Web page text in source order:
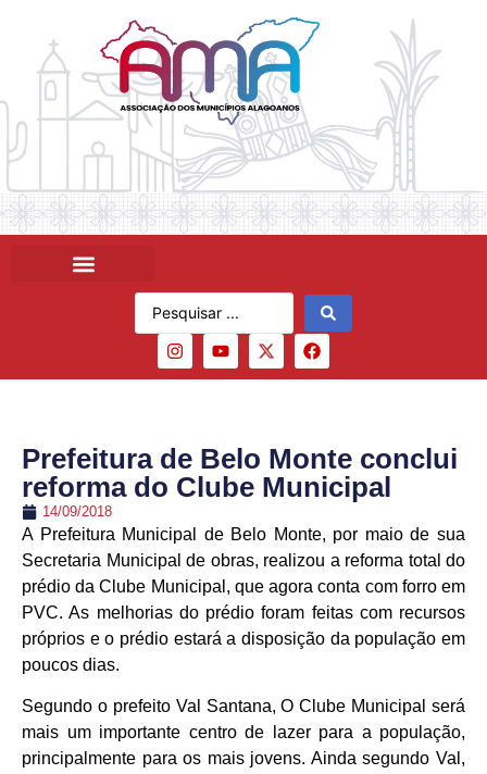
Prefeitura de Belo Monte conclui
reforma do Clube Municipal
14/09/2018
A Prefeitura Municipal de Belo Monte, por maio de sua
Secretaria Municipal de obras, realizou a reforma total do
prédio da Clube Municipal, que agora conta com forro em
PVC. As melhorias do prédio foram feitas com recursos
próprios e o prédio estará a disposição da população em
poucos dias.
Segundo o prefeito Val Santana, O Clube Municipal será
mais um importante centro de lazer para a população,
principalmente para os mais jovens. Ainda segundo Val,